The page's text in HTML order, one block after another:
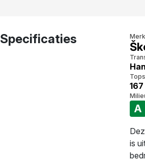
Specificaties
A
is